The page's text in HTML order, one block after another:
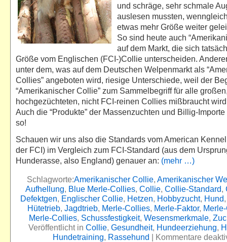
und schräge, sehr schmale
auslesen mussten,
etwas mehr Größe weiter
So sind heute auch
auf dem Markt, die sich
Größe vom Englischen (FCI-)Collie unterscheiden.
unter dem, was auf dem Deutschen Welpenmarkt als
Collies” angeboten wird, riesige Unterschiede, weil der
“Amerikanischer Collie” zum Sammelbegriff für alle
hochgezüchteten, nicht FCI-reinen Collies mißbraucht
Auch die “Produkte” der Massenzuchten und Billig-
so!
Schauen wir uns also die Standards vom American
der FCI) im Vergleich zum FCI-Standard (aus dem
Hunderasse, also England) genauer an: (mehr …)
Schlagworte:Amerikanischer Collie, Amerikanischer
Aufhellung, Blue Merle-Collies, Collie, Collie-Standard,
Defektgen, Englischer Collie, Hetzen, Hobbyzucht, Hund
Hütetrieb, Jagdtrieb, Merle-Collies, Merle-Faktor,
Merle-Collies, Schussfestigkeit, Wesensmerkmale,
Veröffentlicht in Collie, Gesundheit, Hundeerziehung,
Hundetraining, Rassehund | Kommentare